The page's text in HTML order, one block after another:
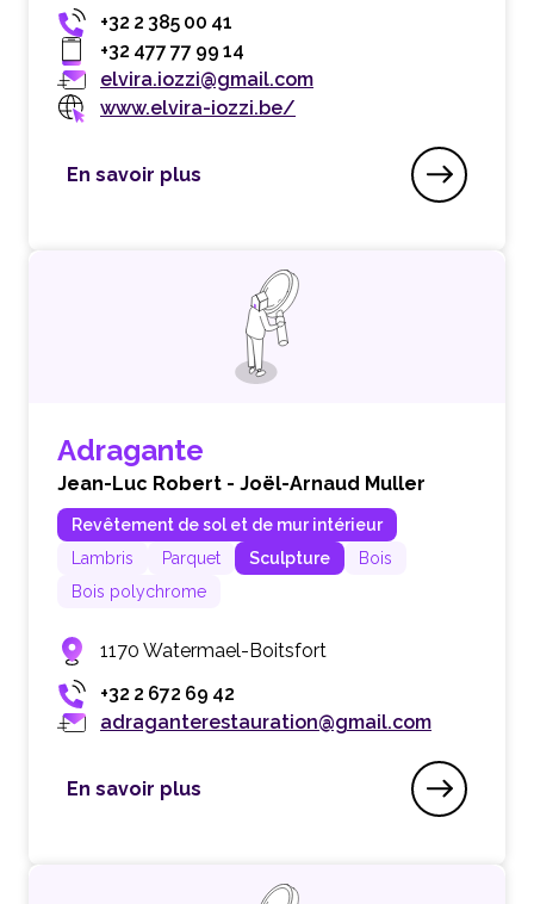
+32 2 385 00 41
+32 477 77 99 14
elvira.iozzi@gmail.com
www.elvira-iozzi.be/
En savoir plus
A. Iconos
Adragante
Jean-Luc Robert - Joël-Arnaud Muller
Revêtement de sol et de mur intérieur
Lambris
Parquet Sculpture
Bois
Bois polychrome
1170 Watermael-Boitsfort
+32 2 672 69 42
adraganterestauration@gmail.com
En savoir plus
Adragante